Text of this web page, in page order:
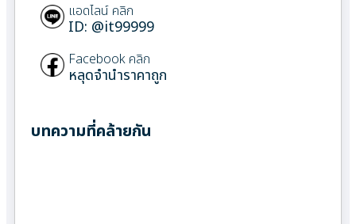
แอดไลน์ คลิก
ID: @it99999
Facebook คลิก
หลุดจำนำราคาถูก
บทความที่คล้ายกัน